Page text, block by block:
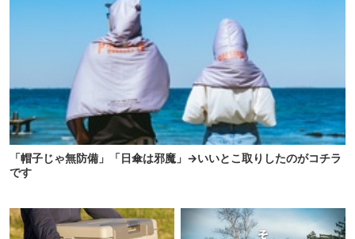
「帽子じゃ無防備」「日傘は邪魔」→いいとこ取りしたのがコチラ
です